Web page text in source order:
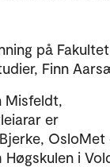
på
Finn
er
OsloMet
i